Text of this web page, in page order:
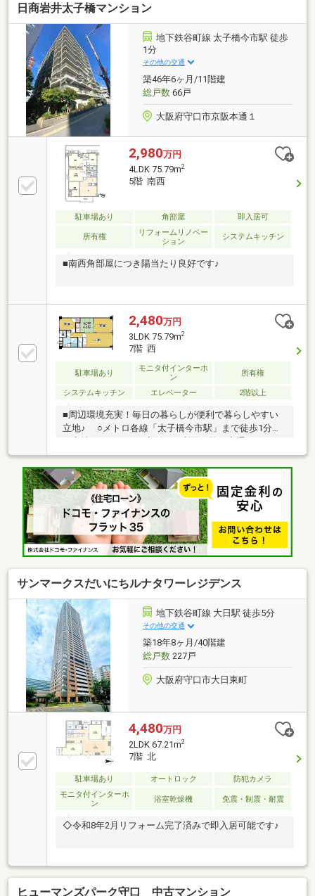
日商岩井太子橋マンション
地下鉄谷町線 太子橋今市駅 徒歩
1分
その他の交通
築46年6ヶ月/11階建
総戸数66戸
大阪府守口市京阪本通１
2,980万円
4LDK 75.79m2
5階 南西
駐車場あり 角部屋 即入居可
所有権
リフォームリノベー
ション
システムキッチン
■南西角部屋につき陽当たり良好です♪
2,480万円
3LDK 75.79m2
7階 西
駐車場あり
モニタ付インターホ
ン
所有権
システムキッチン エレベーター 2階以上
■周辺環境充実！毎日の暮らしが便利で暮らしやすい
立地♪ ○メトロ各線「太子橋今市駅」まで徒歩1分の
○お掃除がしやすいフローリング仕上げの内装！！
サンマークスだいにちルナタワーレジデンス
地下鉄谷町線 大日駅 徒歩5分
その他の交通
築18年8ヶ月/40階建
総戸数227戸
大阪府守口市大日東町
4,480万円
2LDK 67.21m2
7階 北
駐車場あり オートロック
防犯カメラ
モニタ付インターホ
ン
浴室乾燥機 免震・制震・耐震
◇令和8年2月リフォーム完了済みで即入居可能です♪
ヒューマンズパーク守口 中古マンション